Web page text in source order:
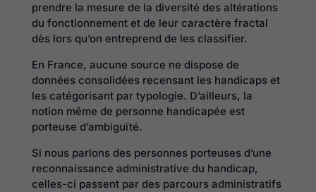
prendre la mesure de la diversité des altérations
du fonctionnement et de leur caractère fractal
dès lors qu’on entreprend de les classifier.
En France, aucune source ne dispose de
données consolidées recensant les handicaps et
les catégorisant par typologie. D’ailleurs, la
notion même de personne handicapée est
porteuse d’ambiguïté.
Si nous parlons des personnes porteuses d’une
reconnaissance administrative du handicap,
celles-ci passent par des parcours administratifs